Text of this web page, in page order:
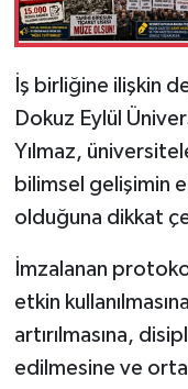
İş birliğine ilişkin
Dokuz Eylül
Yılmaz,
bilimsel gelişimin
olduğuna dikkat
İmzalanan
etkin
artırılmasına,
edilmesine ve